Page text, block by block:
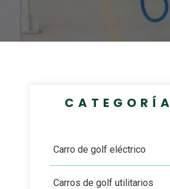
CATEGORÍA
Carro de golf eléctrico
Carros de golf utilitarios